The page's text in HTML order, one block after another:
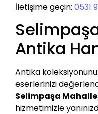
İletişime geçin: 0531
Antika
Antika
eserlerinizi
Selimpaşa
hizmetimizle